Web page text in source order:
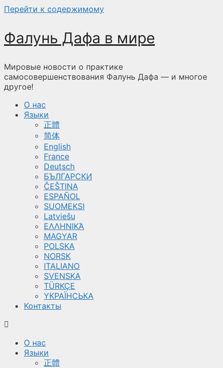
Перейти к содержимому
Фалунь Дафа в мире
Мировые новости о практике
самосовершенствования Фалунь Дафа — и многое
другое!
О нас
Языки
正體
简体
English
France
Deutsch
БЪЛГАРСКИ
ČEŠTINA
ESPAÑOL
SUOMEKSI
Latviešu
ΕΛΛΗΝΙΚΆ
MAGYAR
POLSKA
NORSK
ITALIANO
SVENSKA
TÜRKÇE
YКРАЇНСЬКА
Контакты
О нас
Языки
正體